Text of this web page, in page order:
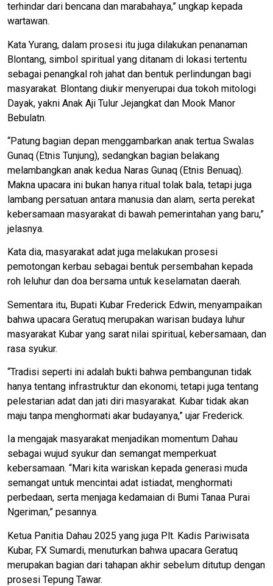
terhindar dari bencana dan marabahaya,” ungkap kepada
wartawan.
Kata Yurang, dalam prosesi itu juga dilakukan penanaman
Blontang, simbol spiritual yang ditanam di lokasi tertentu
sebagai penangkal roh jahat dan bentuk perlindungan bagi
masyarakat. Blontang diukir menyerupai dua tokoh mitologi
Dayak, yakni Anak Aji Tulur Jejangkat dan Mook Manor
Bebulatn.
“Patung bagian depan menggambarkan anak tertua Swalas
Gunaq (Etnis Tunjung), sedangkan bagian belakang
melambangkan anak kedua Naras Gunaq (Etnis Benuaq).
Makna upacara ini bukan hanya ritual tolak bala, tetapi juga
lambang persatuan antara manusia dan alam, serta perekat
kebersamaan masyarakat di bawah pemerintahan yang baru,”
jelasnya.
Kata dia, masyarakat adat juga melakukan prosesi
pemotongan kerbau sebagai bentuk persembahan kepada
roh leluhur dan doa bersama untuk keselamatan daerah.
Sementara itu, Bupati Kubar Frederick Edwin, menyampaikan
bahwa upacara Geratuq merupakan warisan budaya luhur
masyarakat Kubar yang sarat nilai spiritual, kebersamaan, dan
rasa syukur.
“Tradisi seperti ini adalah bukti bahwa pembangunan tidak
hanya tentang infrastruktur dan ekonomi, tetapi juga tentang
pelestarian adat dan jati diri masyarakat. Kubar tidak akan
maju tanpa menghormati akar budayanya,” ujar Frederick.
Ia mengajak masyarakat menjadikan momentum Dahau
sebagai wujud syukur dan semangat memperkuat
kebersamaan. “Mari kita wariskan kepada generasi muda
semangat untuk mencintai adat istiadat, menghormati
perbedaan, serta menjaga kedamaian di Bumi Tanaa Purai
Ngeriman,” pesannya.
Ketua Panitia Dahau 2025 yang juga Plt. Kadis Pariwisata
Kubar, FX Sumardi, menuturkan bahwa upacara Geratuq
merupakan bagian dari tahapan akhir sebelum ditutup dengan
prosesi Tepung Tawar.